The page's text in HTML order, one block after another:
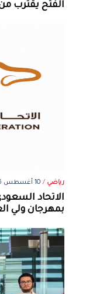
الفتح يقترب
رياضي / 10 أغسطس 2026
الاتحاد
بمهرجان ولي